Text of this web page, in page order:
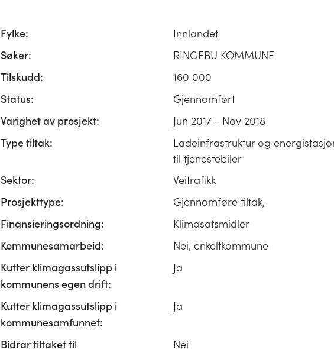
Fylke:
Innlandet
Søker:
RINGEBU KOMMUNE
Tilskudd:
160 000
Status:
Gjennomført
Varighet av prosjekt:
Jun 2017 - Nov 2018
Type tiltak:
Ladeinfrastruktur og
til tjenestebiler
Sektor:
Veitrafikk
Prosjekttype:
Gjennomføre tiltak,
Finansieringsordning:
Klimasatsmidler
Kommunesamarbeid:
Nei, enkeltkommune
Kutter klimagassutslipp i
kommunens egen drift:
Ja
Kutter klimagassutslipp i
kommunesamfunnet:
Ja
Bidrar tiltaket til
Nei